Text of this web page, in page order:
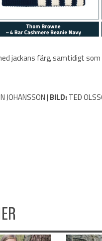
jackans färg, samtidigt
JOHANSSON | BILD: TED